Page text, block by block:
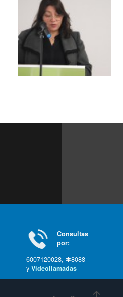
Consultas
por:
6007120028, ✽8088
yVideollamadas